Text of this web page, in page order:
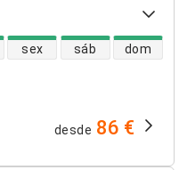
sex sáb dom
desde 86 €